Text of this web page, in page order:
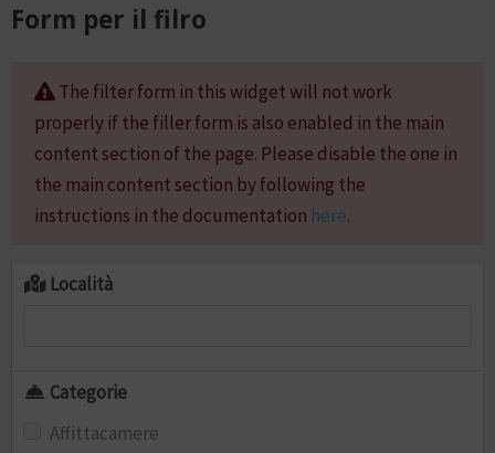
Form per il filro
The filter form in this widget will not work
properly if the filler form is also enabled in the main
content section of the page. Please disable the one in
the main content section by following the
instructions in the documentation here.
Località
Categorie
Affittacamere